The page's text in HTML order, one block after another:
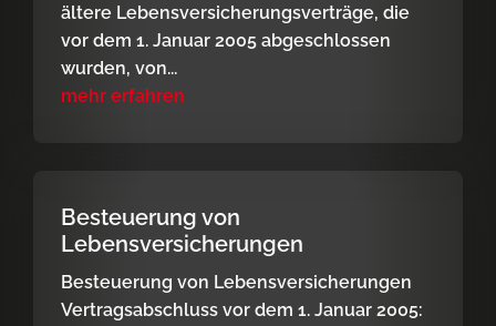
ältere Lebensversicherungsverträge, die
vor dem 1. Januar 2005 abgeschlossen
wurden, von...
mehr erfahren
Besteuerung von
Lebensversicherungen
Besteuerung von Lebensversicherungen
Vertragsabschluss vor dem 1. Januar 2005: